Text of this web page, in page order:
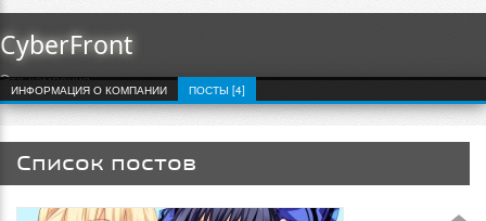
CyberFront
Это компания
ИНФОРМАЦИЯ О КОМПАНИИ ПОСТЫ [4]
Список постов